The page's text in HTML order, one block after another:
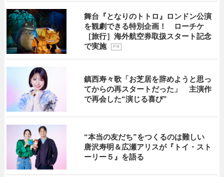
舞台『となりのトトロ』ロンドン公演
を観劇できる特別企画！ ローチケ
［旅行］海外航空券取扱スタート記念
で実施
P R
鎮西寿々歌「お芝居を辞めようと思っ
てからの再スタートだった」 主演作
で再会した“演じる喜び”
“本当の友だち”をつくるのは難しい
唐沢寿明＆広瀬アリスが『トイ・スト
ーリー５』を語る